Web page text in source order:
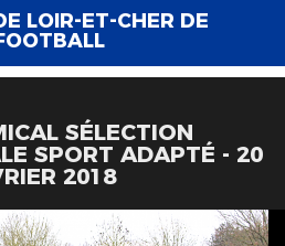
LOIR-ET-CHER DE
SÉLECTION
SPORT ADAPTÉ - 20
2018